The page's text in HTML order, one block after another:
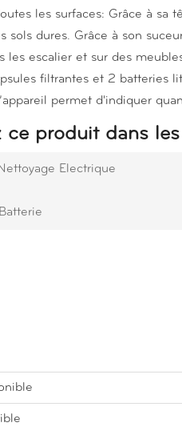
les surfaces: Grâce à sa
sols dures. Grâce à son
les escalier et sur des
filtrantes et 2 batteries
permet d'indiquer
ce produit dans
Electrique